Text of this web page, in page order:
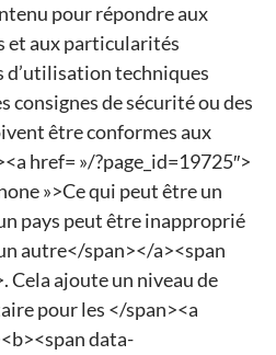
pour répondre aux
et aux particularités
d’utilisation techniques
consignes de sécurité ou des
être conformes aux
href= »/?page_id=19725″>
»>Ce qui peut être un
pays peut être inapproprié
autre</span></a><span
Cela ajoute un niveau de
pour les </span><a
data-